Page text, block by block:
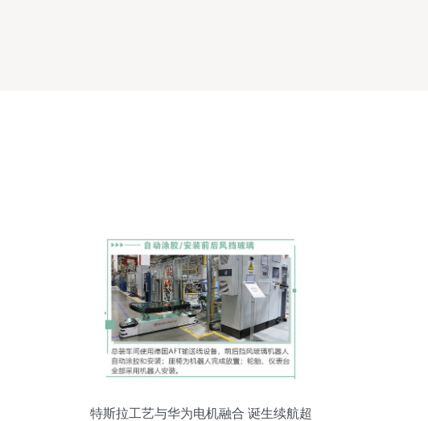
特斯拉工艺与华为电机融合 诞生续航超